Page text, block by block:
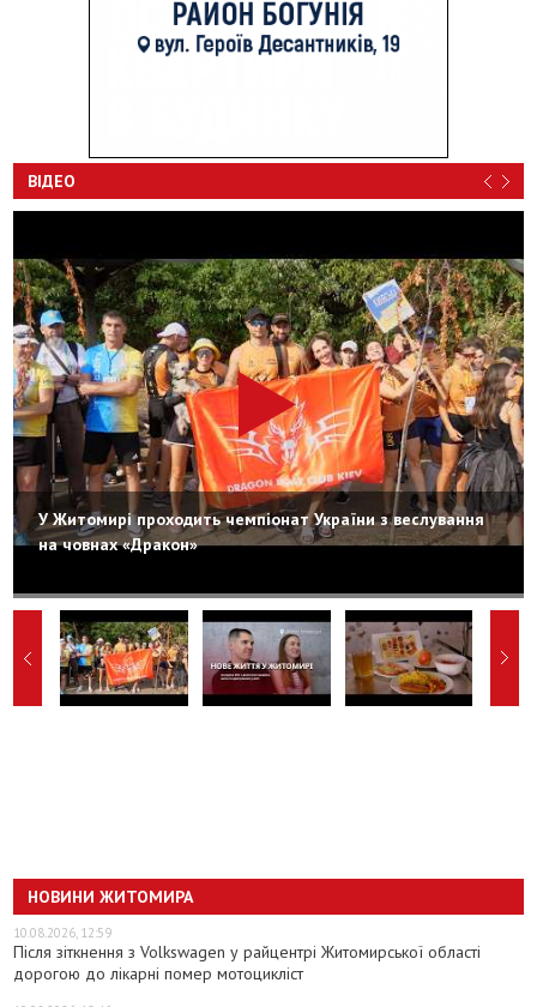
ВІДЕО
У Житомирі проходить чемпіонат України з веслування
на човнах «Дракон»
НОВИНИ ЖИТОМИРА
10.08.2026, 12:59
Після зіткнення з Volkswagen у райцентрі Житомирської області
дорогою до лікарні помер мотоцикліст